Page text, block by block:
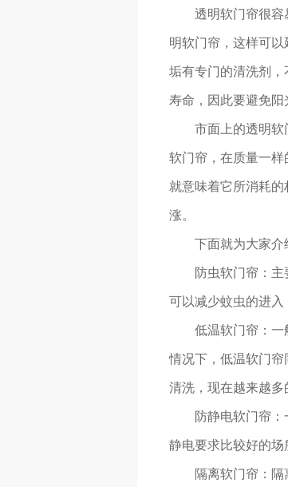
透明软门帘很
明软门帘，这样可
垢有专门的清洗剂
寿命，因此要避免
市面上的透明软
软门帘，在质量一
就意味着它所消耗
涨。
下面就为大家
防虫软门帘：
可以减少蚊虫的进入
低温软门帘：
情况下，低温软门
清洗，现在越来越多
防静电软门帘
静电要求比较好的场
隔离软门帘：